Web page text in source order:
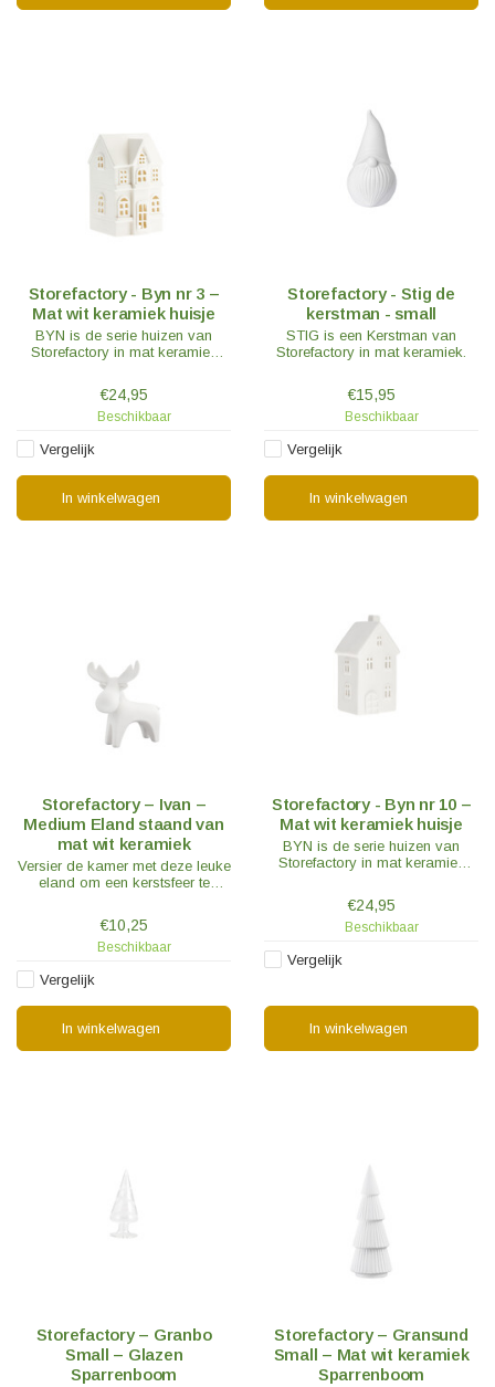
Storefactory - Byn nr 3 –
Mat wit keramiek huisje
BYN is de serie huizen van
Storefactory in mat keramiek
combinatiemogelijkheden zijn te
maken.
€24,95
Beschikbaar
Vergelijk
In winkelwagen
Storefactory - Stig de
kerstman - small
STIG is een Kerstman van
Storefactory in mat keramiek.
€15,95
Beschikbaar
Vergelijk
In winkelwagen
Storefactory – Ivan –
Medium Eland staand van
mat wit keramiek
Versier de kamer met deze leuke
eland om een kerstsfeer te
combineren met al onze andere
kerstversieringen of figuren.
€10,25
Beschikbaar
Vergelijk
In winkelwagen
Storefactory - Byn nr 10 –
Mat wit keramiek huisje
BYN is de serie huizen van
Storefactory in mat keramiek
combinatiemogelijkheden zijn te
maken.
€24,95
Beschikbaar
Vergelijk
In winkelwagen
Storefactory – Granbo
Small – Glazen
Sparrenboom
Storefactory – Gransund
Small – Mat wit keramiek
Sparrenboom